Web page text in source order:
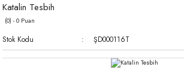
Katalin Tesbih
(0) - 0 Puan
Stok Kodu ŞD000116T